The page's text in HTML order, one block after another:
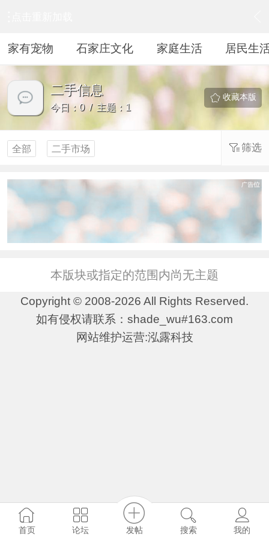
家有宠物 石家庄文化 家庭生活 居民生
二手信息
今日：0 / 主题：1
收藏本版
全部 二手市场 筛选
本版块或指定的范围内尚无主题
Copyright © 2008-2026 All Rights Reserved.
如有侵权请联系：shade_wu#163.com
网站维护运营:泓露科技
首页 论坛 发帖 搜索 我的